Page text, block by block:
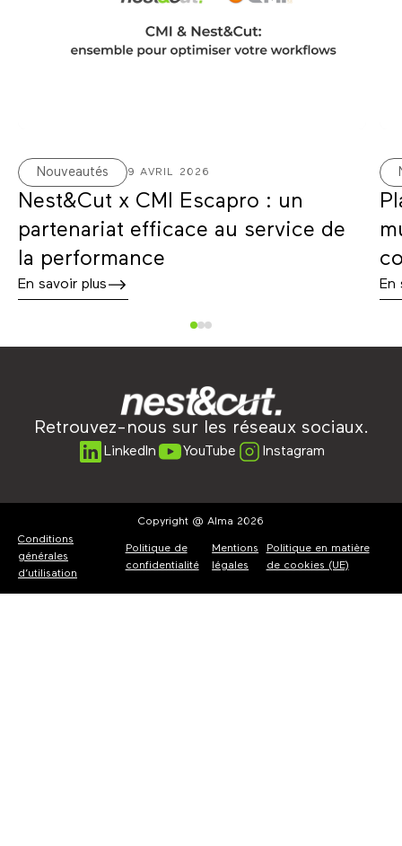
Nouveautés 9 AVRIL 2026
Nest&Cut x CMI Escapro : un
partenariat efficace au service de
la performance
En savoir plus En
Retrouvez-nous sur les réseaux sociaux.
LinkedIn YouTube Instagram
Copyright @ Alma 2026
Conditions
générales
d’utilisation
Politique de
confidentialité
Mentions
légales
Politique en matière
de cookies (UE)